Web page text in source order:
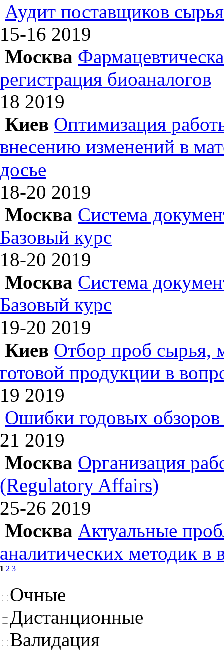
Аудит поставщиков
15-16 2019
Москва
регистрация биоаналогов
18 2019
Киев Оптимизация
внесению изменений в
досье
18-20 2019
Москва Система
Базовый курс
18-20 2019
Москва Система
Базовый курс
19-20 2019
Киев Отбор проб сырья,
готовой продукции в
19 2019
Ошибки годовых обзоров
21 2019
Москва Организация
(Regulatory Affairs)
25-26 2019
Москва Актуальные
аналитических методик в
1 2 3
Очные
Дистанционные
Валидация